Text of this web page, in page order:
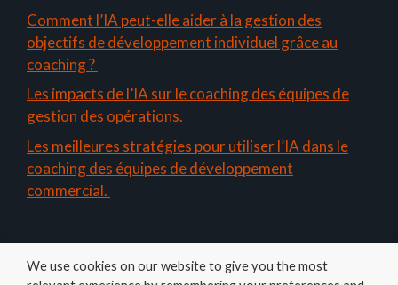
Comment l’IA peut-elle aider à la gestion des
objectifs de développement individuel grâce au
coaching ?
Les impacts de l’IA sur le coaching des équipes de
gestion des opérations.
Les meilleures stratégies pour utiliser l’IA dans le
coaching des équipes de développement
commercial.
We use cookies on our website to give you the most